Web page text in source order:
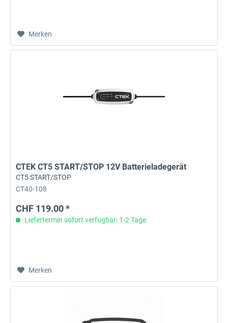
Merken
CTEK CT5 START/STOP 12V Batterieladegerät
CT5 START/STOP
CT40-108
CHF 119.00 *
Liefertermin sofort verfügbar: 1-2 Tage
Merken